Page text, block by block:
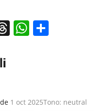
Threads
WhatsApp
1 oct 2025Tono: neutral